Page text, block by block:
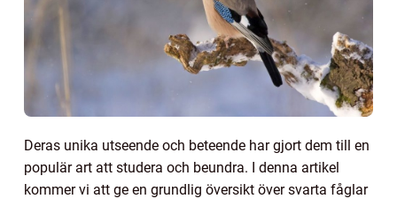
Deras unika utseende och beteende har gjort dem till en
populär art att studera och beundra. I denna artikel
kommer vi att ge en grundlig översikt över svarta fåglar